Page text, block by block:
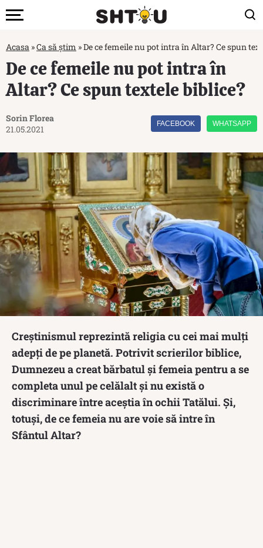
Acasa »Ca să știm »De ce femeile nu pot intra în Altar? Ce spun
De ce femeile nu pot intra în
Altar? Ce spun textele biblice?
Sorin Florea
21.05.2021
FACEBOOK WHATSAPP
Creștinismul reprezintă religia cu cei mai mulți
adepți de pe planetă. Potrivit scrierilor biblice,
Dumnezeu a creat bărbatul și femeia pentru a se
completa unul pe celălalt și nu există o
discriminare între aceștia în ochii Tatălui. Și,
totuși, de ce femeia nu are voie să intre în
Sfântul Altar?